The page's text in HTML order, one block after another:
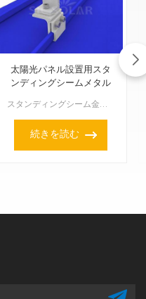
太陽光パネル設置用スタ
ンディングシームメタル
スタンディングシーム金属屋根クランプで作られたソーラーパネル取り付け構造は、屋根を貫通せずに安全かつ確実に保持する非侵襲的な取り付けソリューションであるため、金属屋根への太陽光発電設備の設置に最適です...
続きを読む